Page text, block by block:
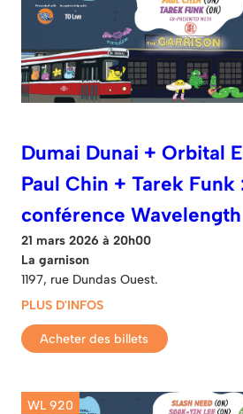
Dumai Dunai + Orbital
Paul Chin + Tarek Funk
conférence
21 mars 2026 à 20h00
La garnison
1197, rue Dundas Ouest.
PLUS D'INFOS
Acheter des billets
WL 920